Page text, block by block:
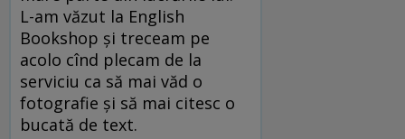
L-am văzut la English
Bookshop și treceam pe
acolo cînd plecam de la
serviciu ca să mai văd o
fotografie și să mai citesc o
bucată de text.